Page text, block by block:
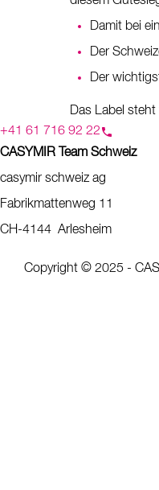
Damit bei
Der
Der
Das Label
+41 61 716 92 22
CASYMIR Team Schweiz
casymir schweiz ag
Fabrikmattenweg 11
CH-4144 Arlesheim
Copyright © 2025 -